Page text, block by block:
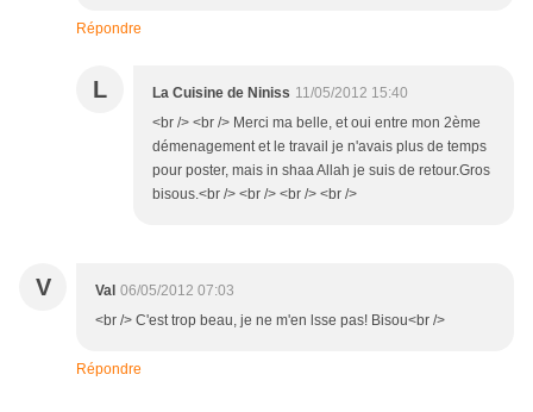
Répondre
L La Cuisine de Niniss 11/05/2012 15:40
<br /> <br /> Merci ma belle, et oui entre mon 2ème
démenagement et le travail je n'avais plus de temps
pour poster, mais in shaa Allah je suis de retour.Gros
bisous.<br /> <br /> <br /> <br />
V Val 06/05/2012 07:03
<br /> C'est trop beau, je ne m'en lsse pas! Bisou<br />
Répondre